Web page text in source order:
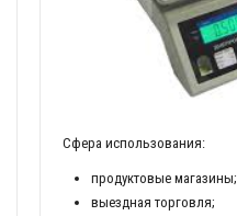
Сфера использования:
продуктовые магазины;
выездная торговля;